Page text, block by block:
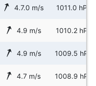
4.7.0 m/s 1011.0 hPa
4.9 m/s 1010.2 hPa
4.9 m/s 1009.5 hPa
4.7 m/s 1008.9 hPa